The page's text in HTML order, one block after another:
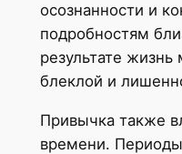
осознанности и
подробностям
результате
блеклой и
Привычка также
времени.